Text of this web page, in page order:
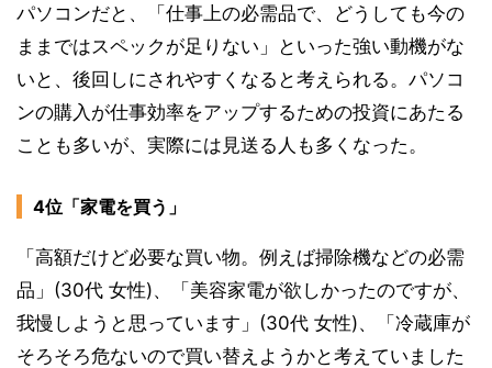
パソコンだと、「仕事上の必需品で、どうしても今の
ままではスペックが足りない」といった強い動機がな
いと、後回しにされやすくなると考えられる。パソコ
ンの購入が仕事効率をアップするための投資にあたる
ことも多いが、実際には見送る人も多くなった。
4位「家電を買う」
「高額だけど必要な買い物。例えば掃除機などの必需
品」(30代 女性)、「美容家電が欲しかったのですが、
我慢しようと思っています」(30代 女性)、「冷蔵庫が
そろそろ危ないので買い替えようかと考えていました